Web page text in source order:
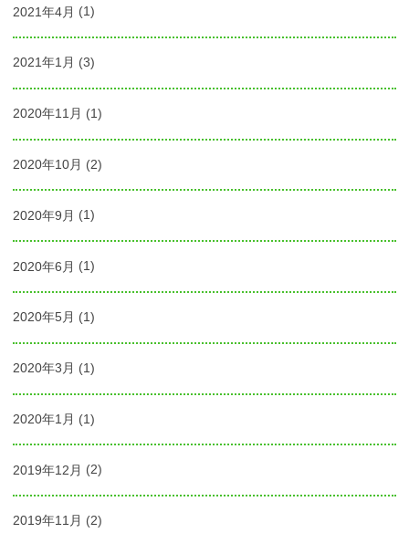
2021年4月 (1)
2021年1月 (3)
2020年11月 (1)
2020年10月 (2)
2020年9月 (1)
2020年6月 (1)
2020年5月 (1)
2020年3月 (1)
2020年1月 (1)
2019年12月 (2)
2019年11月 (2)